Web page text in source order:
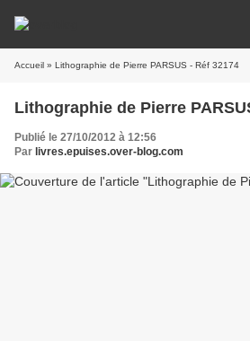
Accueil » Lithographie de Pierre PARSUS - Réf 32174
Lithographie de Pierre
Publié le 27/10/2012 à 12:56
Par livres.epuises.over-blog.com